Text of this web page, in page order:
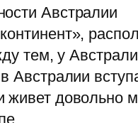
Австралии
тем, у
Австралии
довольно